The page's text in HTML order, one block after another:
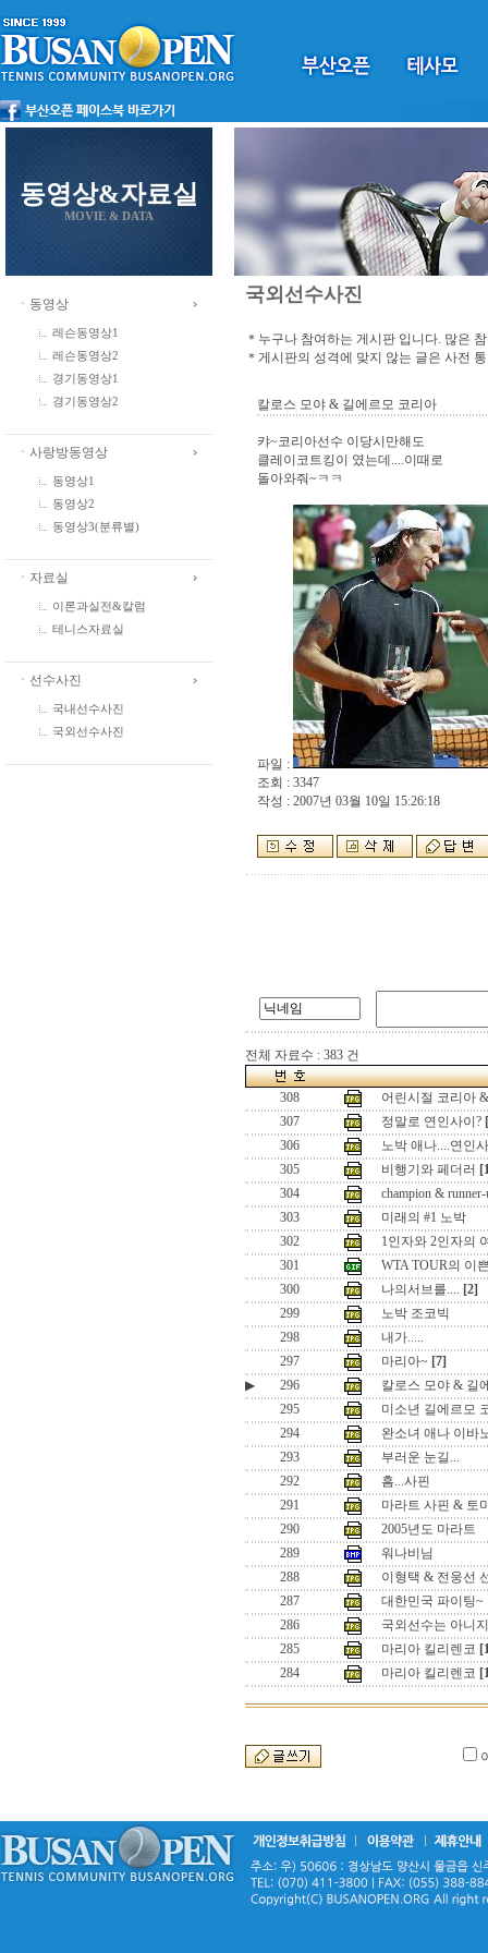
동영상&자료실
MOVIE & DATA
ㆍ동영상
레슨동영상1
레슨동영상2
경기동영상1
경기동영상2
ㆍ사랑방동영상
동영상1
동영상2
동영상3(분류별)
ㆍ자료실
이론과실전&칼럼
테니스자료실
ㆍ선수사진
국내선수사진
국외선수사진
국외선수사진
＊누구나 참여하는 게시판 입니다. 많은
＊게시판의 성격에 맞지 않는 글은 사전
칼로스 모야 & 길에르모 코리아
캬~코리아선수 이당시만해도
클레이코트킹이 였는데....이때로
돌아와줘~ㅋㅋ
파일 :
조회 : 3347
작성 : 2007년 03월 10일 15:26:18
전체 자료수 : 383 건
308
어린시절 코리아
307
정말로 연인사이?
306
노박 애나....연인
305
비행기와 페더러
304
champion & runner-
303
미래의 #1 노박
302
1인자와 2인자의
301
WTA TOUR의 이
300
나의서브를.... [2]
299
노박 조코빅
298
내가.....
297
마리아~ [7]
▶
296
칼로스 모야 & 길
295
미소년 길에르모
294
완소녀 애나 이바
293
부러운 눈길...
292
흠...사핀
291
마라트 사핀 & 토
290
2005년도 마라트
289
워나비님
288
이형택 & 전웅선
287
대한민국 파이팅~
286
국외선수는 아니
285
마리아 킬리렌코
284
마리아 킬리렌코